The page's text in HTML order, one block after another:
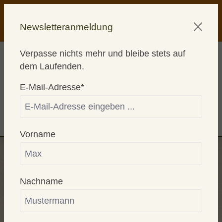
GRATISPRODUKT
KATZENFUTTER FINDEN
Newsletteranmeldung
Verpasse nichts mehr und bleibe stets auf
dem Laufenden.
E-Mail-Adresse*
Vorname
Nachname